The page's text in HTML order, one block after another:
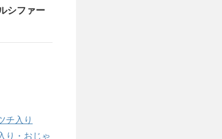
シファー
チ入り
り・おじゃ